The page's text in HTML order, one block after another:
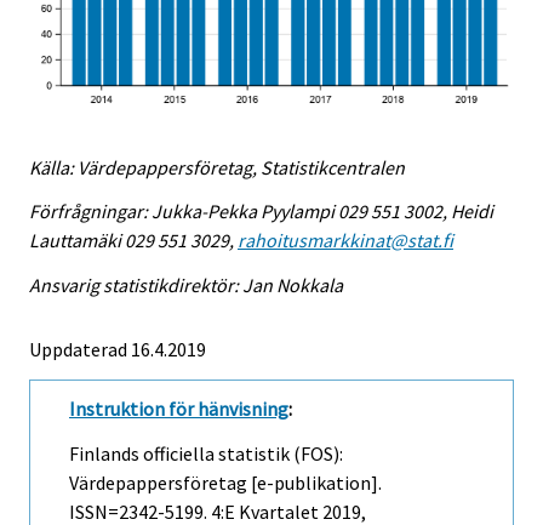
Källa: Värdepappersföretag, Statistikcentralen
Förfrågningar: Jukka-Pekka Pyylampi 029 551 3002, Heidi
Lauttamäki 029 551 3029, rahoitusmarkkinat@stat.fi
Ansvarig statistikdirektör: Jan Nokkala
Uppdaterad 16.4.2019
Instruktion för hänvisning:
Finlands officiella statistik (FOS):
Värdepappersföretag [e-publikation].
ISSN=2342-5199. 4:e Kvartalet 2019,